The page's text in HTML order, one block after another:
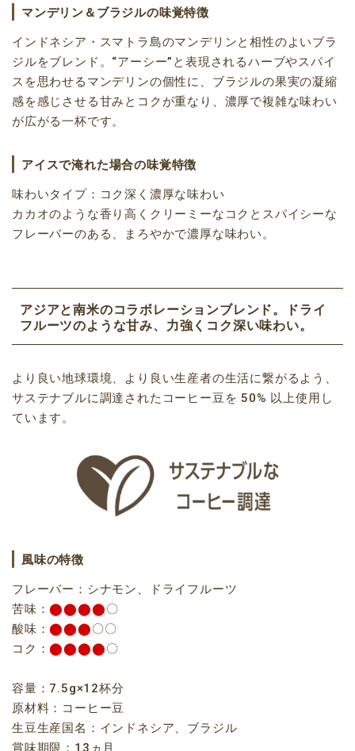
マンデリン＆ブラジルの味覚特徴
インドネシア・スマトラ島のマンデリンと相性のよいブラ
ジルをブレンド。“アーシー”と表現されるハーブやスパイ
スを思わせるマンデリンの個性に、ブラジルの果実の凝縮
感を感じさせる甘みとコクが重なり、濃厚で複雑な味わい
が広がる一杯です。
アイスで淹れた場合の味覚特徴
味わいタイプ：コク深く濃厚な味わい
カカオのような香り高くクリーミーなコクとスパイシーな
フレーバーのある、まろやかで濃厚な味わい。
アジアと南米のコラボレーションブレンド。ドライ
フルーツのような甘み、力強くコク深い味わい。
より良い地球環境、より良い生産者の生活に繋がるよう、
サステナブルに調達されたコーヒー豆を 50% 以上使用し
ています。
風味の特徴
フレーバー：シナモン、ドライフルーツ
苦味：⬤⬤⬤⬤〇
酸味：⬤⬤⬤〇〇
コク：⬤⬤⬤⬤〇
容量：7.5g×12杯分
原材料：コーヒー豆
生豆生産国名：インドネシア、ブラジル
賞味期限：13ヵ月